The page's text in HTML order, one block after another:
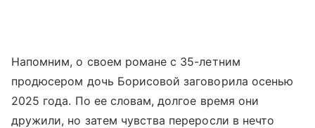
Напомним, о своем романе с 35-летним
продюсером дочь Борисовой заговорила осенью
2025 года. По ее словам, долгое время они
дружили, но затем чувства переросли в нечто